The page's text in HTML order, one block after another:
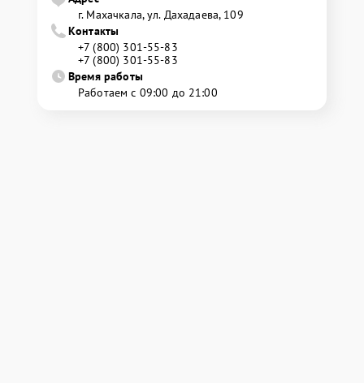
г. Махачкала, ул. Дахадаева, 109
Контакты
+7 (800) 301-55-83
+7 (800) 301-55-83
Время работы
Работаем с 09:00 до 21:00